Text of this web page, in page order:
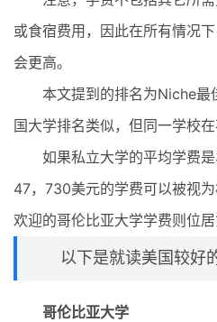
或食宿费用，因此在所有情况
会更高。
本文提到的排名为Niche最
国大学排名类似，但同一学校在
如果私立大学的平均学费是
47，730美元的学费可以被视
欢迎的哥伦比亚大学学费则位
以下是就读美国较好的
哥伦比亚大学